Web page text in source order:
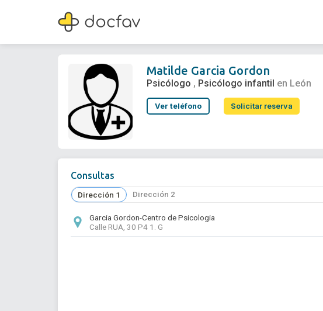
Matilde Garcia Gordon
Psicólogo,Psicólogo infantil
Matilde Garcia Gordon
Psicólogo , Psicólogo infantil en León
Ver teléfono Solicitar reserva
Consultas
Dirección 1 Dirección 2
Garcia Gordon-Centro de Psicologia
Calle RUA, 30 P4 1. G